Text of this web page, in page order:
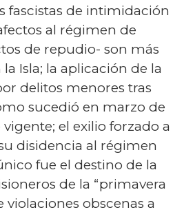
fascistas de intimidación
al régimen de
de repudio- son más
Isla; la aplicación de la
delitos menores tras
sucedió en marzo de
el exilio forzado a
disidencia al régimen
fue el destino de la
de la “primavera
violaciones obscenas a